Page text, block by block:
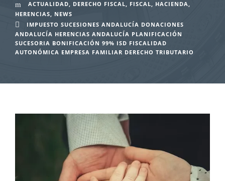
ACTUALIDAD, DERECHO FISCAL, FISCAL, HACIENDA,
HERENCIAS
NEWS
IMPUESTO SUCESIONES ANDALUCÍA DONACIONES
ANDALUCÍA HERENCIAS ANDALUCÍA PLANIFICACIÓN
SUCESORIA BONIFICACIÓN 99% ISD FISCALIDAD
AUTONÓMICA EMPRESA FAMILIAR DERECHO TRIBUTARIO